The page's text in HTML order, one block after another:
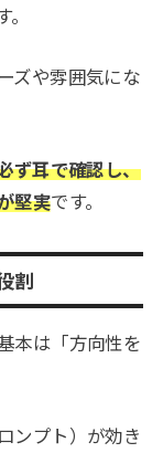
ズや雰囲気にな
ず耳で確認し、
堅実です。
割
本は「方向性を
ンプト）が効き